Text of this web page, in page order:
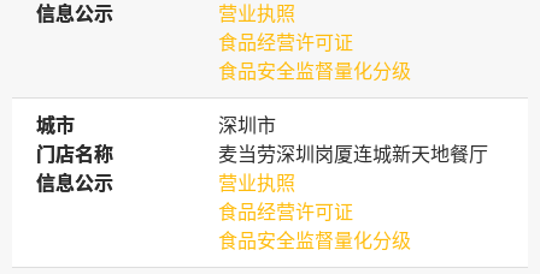
信息公示
信息公示
营业执照
食品经营许可证
食品安全监督量化分级
城市
城市
深圳市
门店名称
门店名称
麦当劳深圳岗厦连城新天地餐厅
信息公示
信息公示
营业执照
食品经营许可证
食品安全监督量化分级